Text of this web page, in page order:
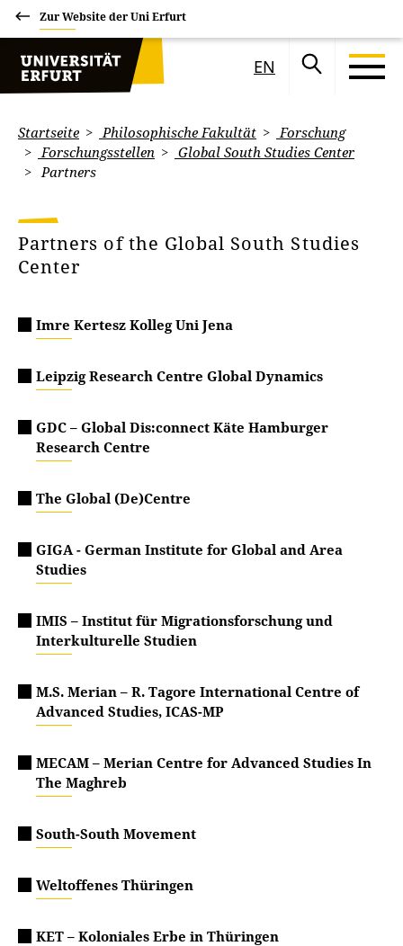
Zur Website der Uni Erfurt
EN
Startseite Philosophische Fakultät
Forschung
Forschungsstellen
Global South Studies Center
Partners
Partners of the Global South Studies
Center
Imre Kertesz Kolleg Uni Jena
Leipzig Research Centre Global Dynamics
GDC – Global Dis:connect Käte Hamburger
Research Centre
The Global (De)Centre
GIGA - German Institute for Global and Area
Studies
IMIS – Institut für Migrationsforschung und
Interkulturelle Studien
M.S. Merian – R. Tagore International Centre of
Advanced Studies, ICAS-MP
MECAM – Merian Centre for Advanced Studies In
The Maghreb
South-South Movement
Weltoffenes Thüringen
KET – Koloniales Erbe in Thüringen